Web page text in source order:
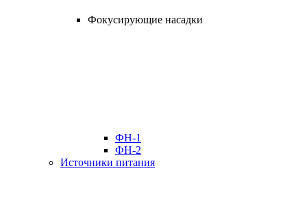
Фокусирующие насадки
ФН-1
ФН-2
Источники питания